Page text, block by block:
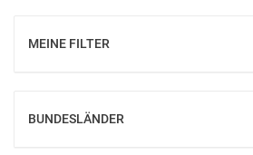
MEINE FILTER
EINBLENDEN
BUNDESLÄNDER
EINBLENDEN